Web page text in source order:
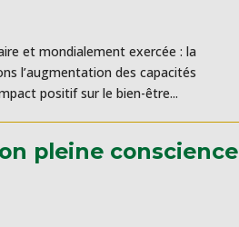
et mondialement exercée : la
l’augmentation des capacités
positif sur le bien-être...
pleine conscience